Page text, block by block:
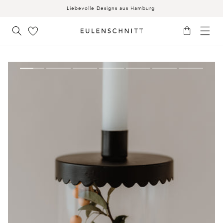
Liebevolle Designs aus Hamburg